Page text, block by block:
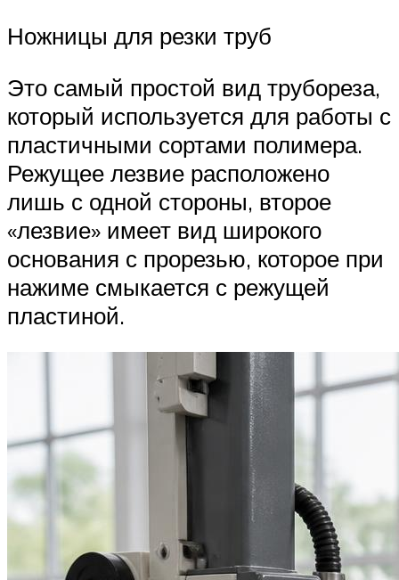
Ножницы для резки труб
Это самый простой вид трубореза,
который используется для работы с
пластичными сортами полимера.
Режущее лезвие расположено
лишь с одной стороны, второе
«лезвие» имеет вид широкого
основания с прорезью, которое при
нажиме смыкается с режущей
пластиной.